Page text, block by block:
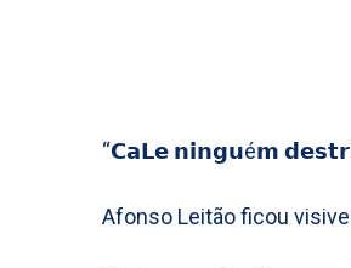
“𝗖𝗮𝗟𝗲 𝗻𝗶𝗻𝗴𝘂é𝗺
Afonso Leitão ficou